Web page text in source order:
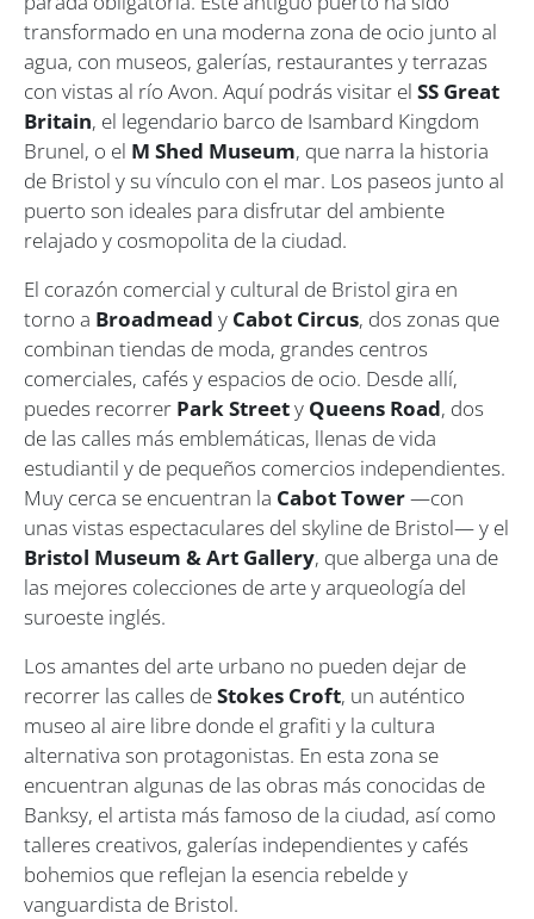
transformado en una moderna zona de ocio junto al
agua, con museos, galerías, restaurantes y terrazas
con vistas al río Avon. Aquí podrás visitar el SS Great
Britain, el legendario barco de Isambard Kingdom
Brunel, o el M Shed Museum, que narra la historia
de Bristol y su vínculo con el mar. Los paseos junto al
puerto son ideales para disfrutar del ambiente
relajado y cosmopolita de la ciudad.
El corazón comercial y cultural de Bristol gira en
torno a Broadmead y Cabot Circus, dos zonas que
combinan tiendas de moda, grandes centros
comerciales, cafés y espacios de ocio. Desde allí,
puedes recorrer Park Streety Queens Road, dos
de las calles más emblemáticas, llenas de vida
estudiantil y de pequeños comercios independientes.
Muy cerca se encuentran la Cabot Tower—con
unas vistas espectaculares del skyline de Bristol— y el
Bristol Museum & Art Gallery, que alberga una de
las mejores colecciones de arte y arqueología del
suroeste inglés.
Los amantes del arte urbano no pueden dejar de
recorrer las calles deStokes Croft, un auténtico
museo al aire libre donde el grafiti y la cultura
alternativa son protagonistas. En esta zona se
encuentran algunas de las obras más conocidas de
Banksy, el artista más famoso de la ciudad, así como
talleres creativos, galerías independientes y cafés
bohemios que reflejan la esencia rebelde y
vanguardista de Bristol.